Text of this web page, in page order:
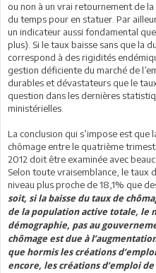
ou non à un vrai retournement de
du temps pour en statuer. Par
un indicateur aussi fondamental
plus). Si le taux baisse sans que la
correspond à des rigidités
gestion déficiente du marché de
durables et dévastateurs que le
question dans les dernières
ministérielles.
La conclusion qui s’impose est que
chômage entre le quatrième
2012 doit être examinée avec
Selon toute vraisemblance, le taux
niveau plus proche de 18,1% que
soit, si la baisse du taux de
de la population active totale, le
démographie, pas au
chômage est due à
que hormis les créations
encore, les créations d’emploi